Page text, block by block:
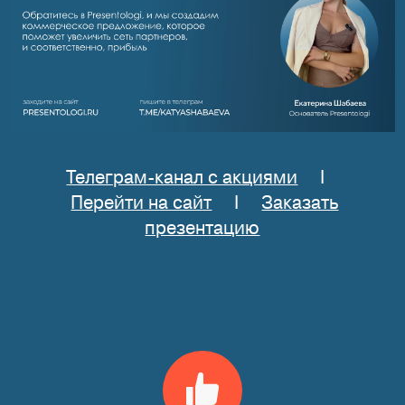
Телеграм-канал с акциями I
Перейти на сайт I Заказать
презентацию